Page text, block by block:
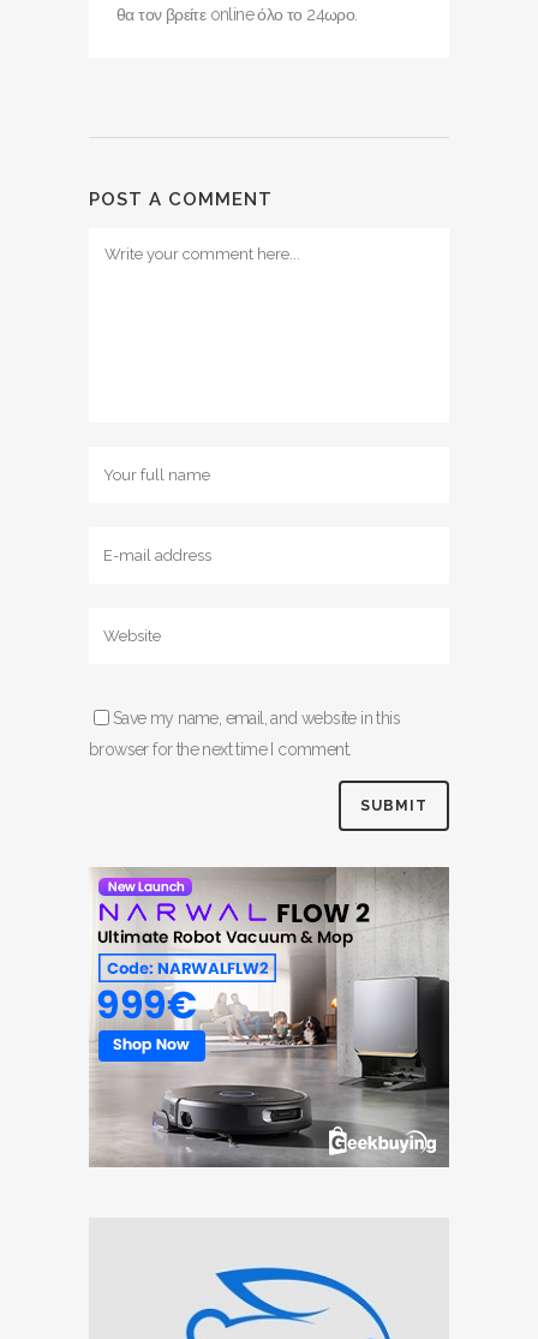
θα τον βρείτε online όλο το 24ωρο.
POST A COMMENT
Save my name, email, and website in this
browser for the next time I comment.